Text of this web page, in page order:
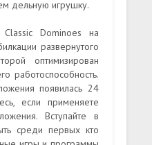
дельную игрушку.
Dominoes на
развернутого
оптимизирован
работоспособность.
появилась 24
если применяете
Вступайте в
среди первых кто